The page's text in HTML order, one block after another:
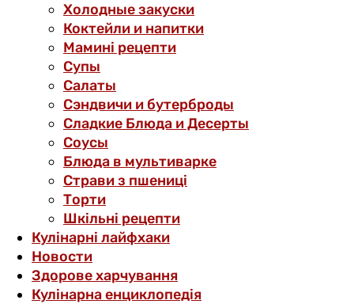
Холодные закуски
Коктейли и напитки
Мамині рецепти
Супы
Салаты
Сэндвичи и бутерброды
Сладкие Блюда и Десерты
Соусы
Блюда в мультиварке
Страви з пшениці
Торти
Шкільні рецепти
Кулінарні лайфхаки
Новости
Здорове харчування
Кулінарна енциклопедія